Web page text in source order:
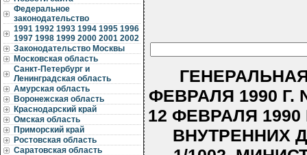
Федеральное
законодательство
1991 1992 1993 1994 1995 1996
1997 1998 1999 2000 2001 2002
Законодательство Москвы
Московская область
Санкт-Петербург и
Ленинградская область
Амурская область
Воронежская область
Краснодарский край
Омская область
Приморский край
Ростовская область
Саратовская область
ФЕВРАЛЯ 1990 Г.
12 ФЕВРАЛЯ 1990
ВНУТРЕННИХ